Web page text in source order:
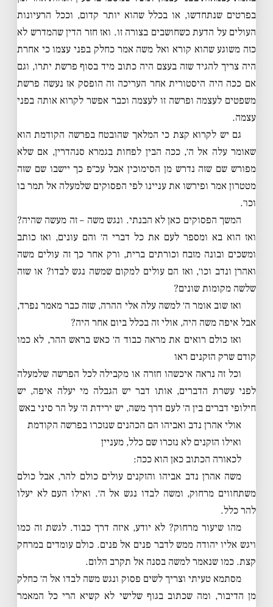
בפרטים שנתחדשו, או בכלל שהוא יותר קדום, וככל הרעיונות
העולים על הדעת כשחושבים בצורה זו. ואז חזר הדין שהמדרש לא
כזה משוגע שהוא קורא ואל משה אמר כחלק בפני עצמו כי אחרת
היה צריך להגיד שזה בעצם היה כתוב מיד בסוף פרשת יתרו, וגם
אם ככה היה היסטורית אחר העריכה זה הופסק אז נעשה פרשת
משפטים לעצמה ופרשה זו לעצמה וכבר אפשר לקרוא אותה בפני
עצמה.
גם יש לקרוא קצת כי המלאך שהובטח בפרשה הקודמת הוא
שאומר עלה אל ה׳, ככה הבין לפחות בגמרא סנהדרין, אם שלא
מפורש שם שזה נדרש מן הסימוכין אבל עכ״פ כך יישבו שם שזה
מטטרון אמר ופירשו את עניינו לפי הפסוקים שלמעלה אל תמר בו
וכו׳.
המשך הפסוקים כאן לא הבנתי. ונגש משה – זה מעשה שהיה?
ואז הוא בא ומספר לעם את כל דברי ה׳ והם עונים, ואז כותב
ומשכים ובונה מזבח וכורתים ברית, ורק אחר כך זה עולים משה
ואהרן ונדב וכו׳, ואז הם עולים למקום שמשה נגש לבדו? או שזה
שלשה מקומות שונים?
ואז שוב אומר ה׳ למשה עלה אלי ההרה, שזה כבר מאמר נפרד,
אבל איפה משה היה, אולי זה בכלל ביום אחר היה?
ואז כולם רואים את מראה כבוד ה׳ כאש בראש ההר, לא כמו
קודם שרק הזקנים ראו
וכל זה נראה איכשהו חזרה או מקבילה לכל הפרשה שלמעלה
לפני עשרת הדברים, אותו דבר יש הגבלה מי יעלה איפה, יש
חילופי דברים בין ה׳ לעם דרך משה, יש ירידת ה׳ על הר סיני באש
אולי אהרן נדב ואביהו הם הכהנים שנזכרו בפרשה הקודמת
ואילו הזקנים לא נזכרו שם כלל, מעניין
לכאורה הכתוב כאן הוא ככה:
משה אהרן נדב אביהו והזקנים עולים כולם להר, אבל כולם
משתחווים מרחוק, ומשה לבדו נגש אל ה׳. ואילו העם לא יעלו
להר כלל.
מהו שיעור מרחוק? לא יודע, איזה דרך כבוד. לגשת זה כמו
ויגש אליו יהודה ממש לדבר פנים אל פנים. כולם עומדים במרחק
קצת. כמו שנאמר למשה בסנה אל תקרב הלום.
מסתמא טעיתי וצריך לשים פסוק ונגש משה לבדו אל ה׳ כחלק
מן הדיבור, ומה שכתוב בגוף שלישי לא קשיא הרי כל המאמר